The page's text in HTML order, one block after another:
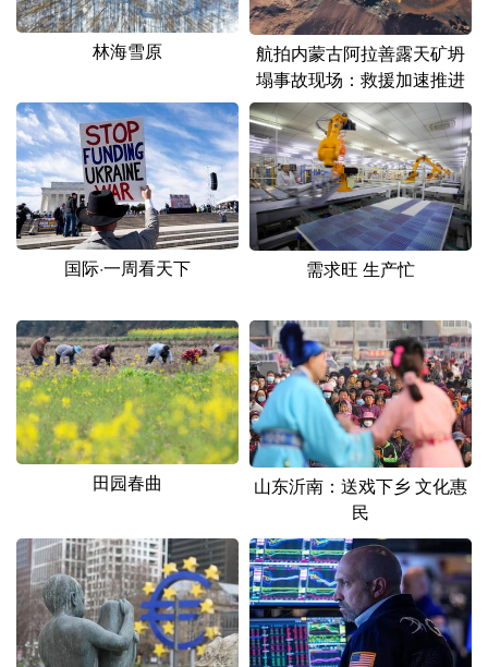
English Español Français عربى
Русский язык 日本語 한국어
Deutsch Português
林海雪原
航拍内蒙古阿拉善露天矿坍
塌事故现场：救援加速推进
国际·一周看天下 需求旺 生产忙
田园春曲
山东沂南：送戏下乡 文化惠
民